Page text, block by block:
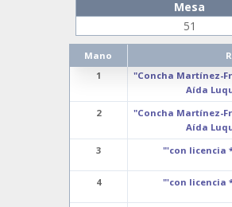
Mesa
51
Mano
1
"Concha Martínez-
Aída
2
"Concha Martínez-
Aída
3 "'con licencia
4 "'con licencia